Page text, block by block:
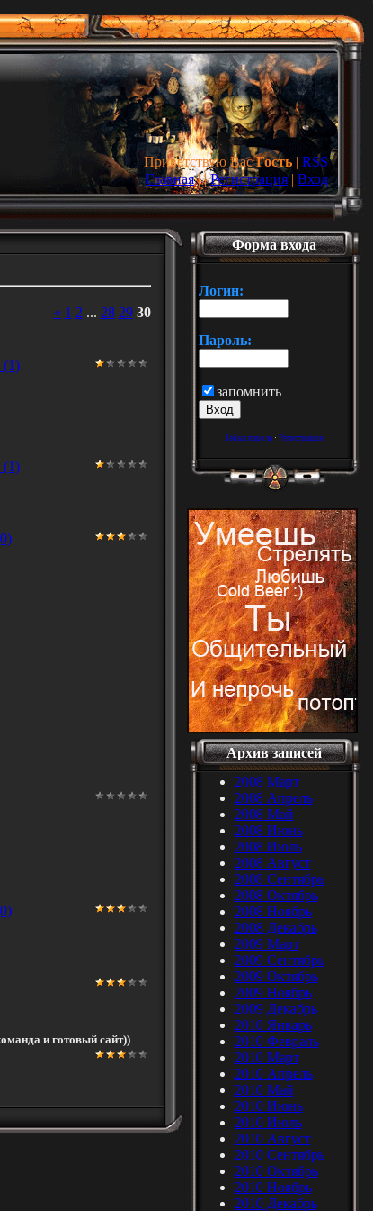
Приветствую Вас Гость | RSS
Главная||Регистрация| Вход
« 1 2 ... 28 29 30
(1)
(1)
и готовый сайт))
Форма входа
Логин:
Пароль:
запомнить
Забыл пароль · Регистрация
Архив записей
2008 Март
2008 Апрель
2008 Май
2008 Июнь
2008 Июль
2008 Август
2008 Сентябрь
2008 Октябрь
2008 Ноябрь
2008 Декабрь
2009 Март
2009 Сентябрь
2009 Октябрь
2009 Ноябрь
2009 Декабрь
2010 Январь
2010 Февраль
2010 Март
2010 Апрель
2010 Май
2010 Июнь
2010 Июль
2010 Август
2010 Сентябрь
2010 Октябрь
2010 Ноябрь
2010 Декабрь